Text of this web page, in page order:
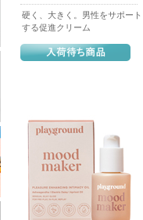
硬く、大きく。男性をサポート
する促進クリーム